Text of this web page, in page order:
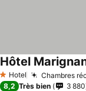
1 Étoiles
Hotel Chambres
Hôtel
8,2 Très bien 3 880